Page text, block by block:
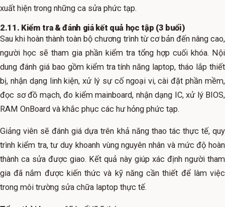
xuất hiện trong những ca sửa phức tạp.
2.11. Kiểm tra & đánh giá kết quả học tập (3 buổi)
Sau khi hoàn thành toàn bộ chương trình từ cơ bản đến nâng cao,
người học sẽ tham gia phần kiểm tra tổng hợp cuối khóa. Nội
dung đánh giá bao gồm kiểm tra tính năng laptop, tháo lắp thiết
bị, nhận dạng linh kiện, xử lý sự cố ngoại vi, cài đặt phần mềm,
đọc sơ đồ mạch, đo kiểm mainboard, nhận dạng IC, xử lý BIOS,
RAM OnBoard và khắc phục các hư hỏng phức tạp.
Giảng viên sẽ đánh giá dựa trên khả năng thao tác thực tế, quy
trình kiểm tra, tư duy khoanh vùng nguyên nhân và mức độ hoàn
thành ca sửa được giao. Kết quả này giúp xác định người tham
gia đã nắm được kiến thức và kỹ năng cần thiết để làm việc
trong môi trường sửa chữa laptop thực tế.